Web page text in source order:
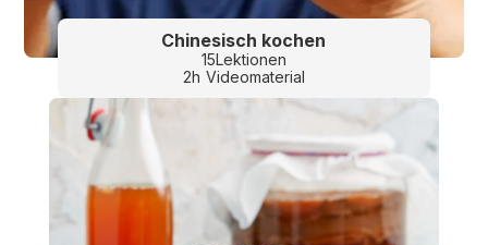
Chinesisch kochen
15Lektionen
2h Videomaterial